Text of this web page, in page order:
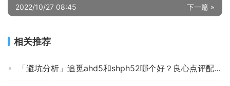
下一篇 »
2022/10/27 08:45
相关推荐
「避坑分析」追觅ahd5和shph52哪个好？良心点评配置区别